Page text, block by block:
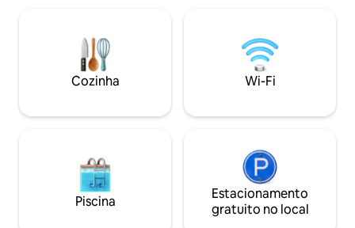
lavanderia e limpeza com custo
adicional. Venha e apaixone-se pela
cidade mais bonita do México!
Instituto da
Cozinha Wi-Fi
Piscina
Estacionamento
gratuito no local